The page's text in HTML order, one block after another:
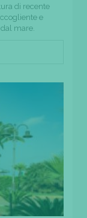
di recente
e
mare.